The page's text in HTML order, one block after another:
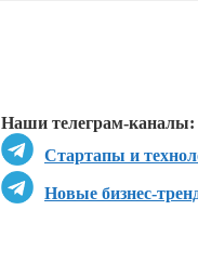
Наши телеграм-каналы:
Стартапы и
Новые бизнес-